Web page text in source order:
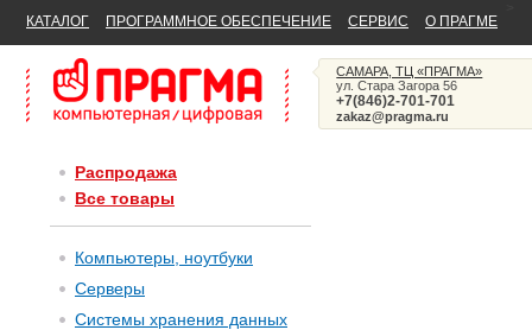
КАТАЛОГ ПРОГРАММНОЕ ОБЕСПЕЧЕНИЕ СЕРВИС О ПРАГМЕ
САМАРА, ТЦ «ПРАГМА»
ул. Стара Загора 56
+7(846)2-701-701
zakaz@pragma.ru
Распродажа
Все товары
Компьютеры, ноутбуки
Серверы
Системы хранения данных